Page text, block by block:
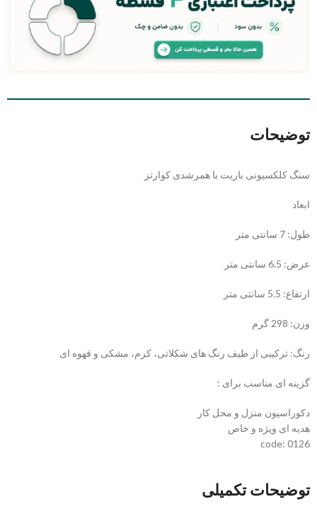
توضیحات
سنگ کلکسیونی باریت با همرشدی کوارتز
ابعاد
طول: 7 سانتی متر
عرض: 6.5 سانتی متر
ارتفاع: 5.5 سانتی متر
وزن: 298 گرم
رنگ: ترکیبی از طیف رنگ های شکلاتی، کرم، مشکی و قهوه ای
گزینه ای مناسب برای :
دکوراسیون منزل و محل کار
هدیه ای ویژه و خاص
code: 0126
توضیحات تکمیلی